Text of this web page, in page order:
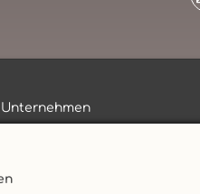
Unternehmen
Impressum